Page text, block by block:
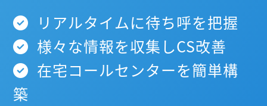
リアルタイムに待ち呼を把握
様々な情報を収集しCS改善
在宅コールセンターを簡単構
築